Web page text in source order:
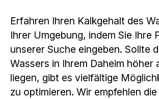
Erfahren Ihren Kalkgehalt des
Ihrer Umgebung, indem Sie Ihre
unserer Suche eingeben. Sollte
Wassers in Ihrem Daheim höher
liegen, gibt es vielfältige
zu optimieren. Wir empfehlen